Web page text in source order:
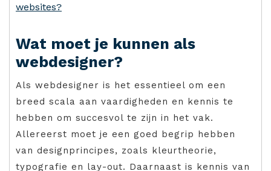
websites?
Wat moet je kunnen als
webdesigner?
Als webdesigner is het essentieel om een
breed scala aan vaardigheden en kennis te
hebben om succesvol te zijn in het vak.
Allereerst moet je een goed begrip hebben
van designprincipes, zoals kleurtheorie,
typografie en lay-out. Daarnaast is kennis van